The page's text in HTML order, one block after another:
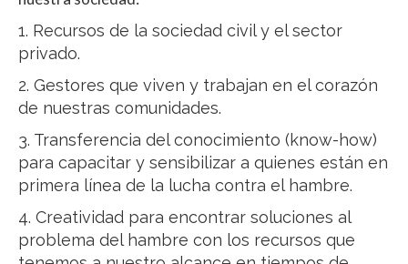
1. Recursos de la sociedad civil y el sector
privado.
2. Gestores que viven y trabajan en el corazón
de nuestras comunidades.
3. Transferencia del conocimiento (know-how)
para capacitar y sensibilizar a quienes están en
primera línea de la lucha contra el hambre.
4. Creatividad para encontrar soluciones al
problema del hambre con los recursos que